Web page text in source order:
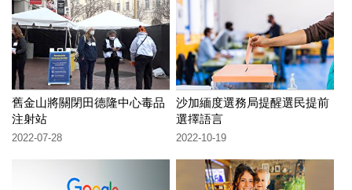
舊金山將關閉田德隆中心毒品
注射站
2022-07-28
沙加緬度選務局提醒選民提前
選擇語言
2022-10-19